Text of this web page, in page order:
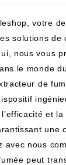
votre
solutions de
nous vous
le monde
de
et
une
nous
peut